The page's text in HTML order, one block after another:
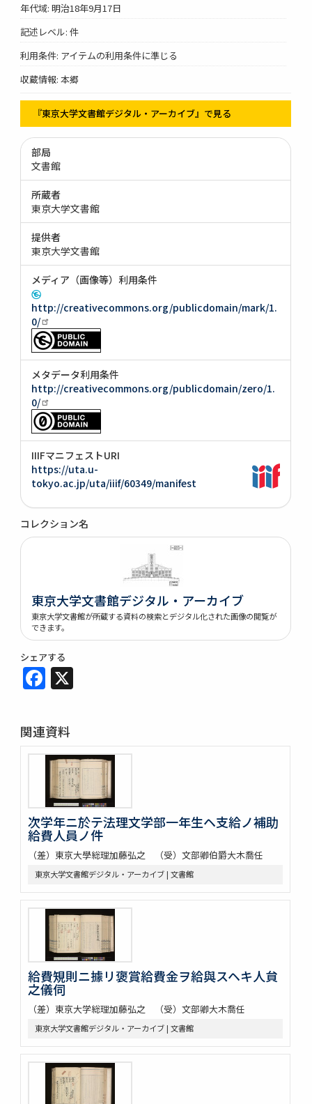
年代域: 明治18年9月17日
記述レベル: 件
利用条件: アイテムの利用条件に準じる
収蔵情報: 本郷
『東京大学文書館デジタル・アーカイブ』で見る
部局
文書館
所蔵者
東京大学文書館
提供者
東京大学文書館
メディア（画像等）利用条件
http://creativecommons.org/publicdomain/mark/1.
0/
メタデータ利用条件
http://creativecommons.org/publicdomain/zero/1.
0/
IIIFマニフェストURI
https://uta.u-
tokyo.ac.jp/uta/iiif/60349/manifest
コレクション名
東京大学文書館デジタル・アーカイブ
東京大学文書館が所蔵する資料の検索とデジタル化された画像の閲覧が
できます。
シェアする
Facebook
関連資料
次学年ニ於テ法理文学部一年生ヘ支給ノ補助
給費人員ノ件
（差）東京大學総理加藤弘之 （受）文部卿伯爵大木喬任
東京大学文書館デジタル・アーカイブ | 文書館
給費䂓則ニ據リ褒賞給費金ヲ給與スヘキ人貟
之儀伺
（差）東京大学総理加藤弘之 （受）文部卿大木喬任
東京大学文書館デジタル・アーカイブ | 文書館